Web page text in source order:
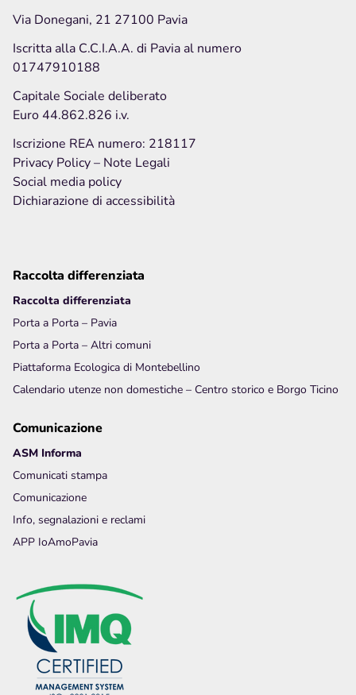
Social media policy
Hai bisogno di info o vuoi inviarci una
un reclamo?
Inviaci una richiesta
Via Donegani, 21 27100 Pavia
Iscritta alla C.C.I.A.A. di Pavia al numero
01747910188
Capitale Sociale deliberato
Euro 44.862.826 i.v.
Iscrizione REA numero: 218117
Privacy Policy– Note Legali
Social media policy
Dichiarazione di accessibilità
Raccolta differenziata
Raccolta differenziata
Porta a Porta – Pavia
Porta a Porta – Altri comuni
Piattaforma Ecologica di Montebellino
Calendario utenze non domestiche – Centro storico e Borgo Ticino
Comunicazione
ASM Informa
Comunicati stampa
Comunicazione
Info, segnalazioni e reclami
APP IoAmoPavia